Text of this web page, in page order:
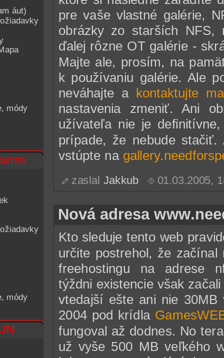
áut)
módy
módy
pre vaše vlastné galérie,
obrázky zo starších NFS,
ďalej rôzne OT galérie -
Majte ale, prosím, na
k používaniu galérie. Ale
neváhajte a kontaktujte ma
nastavenia zmeniť. Ani
užívateľa nie je
prípade, že nebude
vstúpte na
zaslal Jakkub 01.03.2005,
Nová adresa
Kto sleduje tento web
určite postrehol, že začínal
freehostingu na adrese
týždni existencie však
vtedajší ešte ani nie 30MB
2004 pod krídla
fungoval až dodnes. No
už vyše 500 MB veľkého